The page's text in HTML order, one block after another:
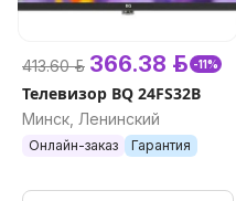
413.60 р. 366.38 р. -11%
Телевизор BQ 24FS32B
Минск, Ленинский
Онлайн-заказ Гарантия